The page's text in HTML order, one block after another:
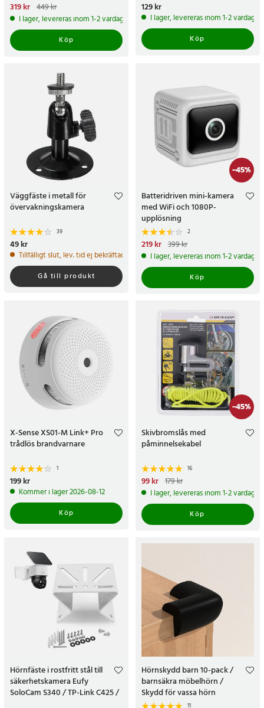
Nuvarande pris
pris:449 kr
319 kr 449 kr
I lager, levereras inom 1-2 vardagar
Köp
Pris:129 kr
129 kr
I lager, levereras inom 1-2 vardagar
Köp
Väggfäste i metall för
övervakningskamera
39
Pris:
49 kr
Tillfälligt slut, lev. tid ej bekräftad.
Gå till produkt
-45%
Batteridriven mini-kamera
med WiFi och 1080P-
upplösning
2
Nuvarande pris
pris:399 kr
219 kr 399 kr
I lager, levereras inom 1-2 vardagar
Köp
X-Sense XS01-M Link+ Pro
trådlös brandvarnare
1
Pris:199 kr
199 kr
Kommer i lager 2026-08-12
Köp
-45%
Skivbromslås med
påminnelsekabel
16
Nuvarande pris
pris:179 kr
99 kr 179 kr
I lager, levereras inom 1-2 vardagar
Köp
Hörnfäste i rostfritt stål till
säkerhetskamera Eufy
SoloCam S340 / TP-Link C425 /
Hörnskydd barn 10-pack /
barnsäkra möbelhörn /
Skydd för vassa hörn
11